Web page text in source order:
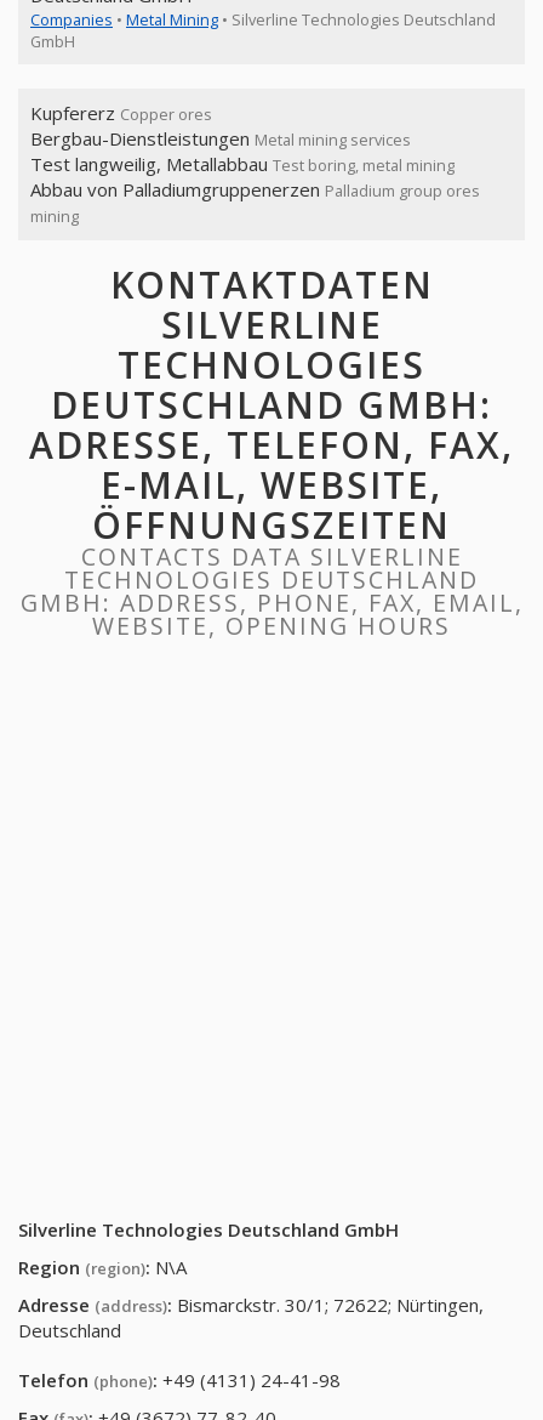
Companies • Metal Mining • Silverline Technologies Deutschland
GmbH
Kupfererz Copper ores
Bergbau-Dienstleistungen Metal mining services
Test langweilig, Metallabbau Test boring, metal mining
Abbau von Palladiumgruppenerzen Palladium group ores
mining
KONTAKTDATEN
SILVERLINE
TECHNOLOGIES
DEUTSCHLAND GMBH:
ADRESSE, TELEFON, FAX,
E-MAIL, WEBSITE,
ÖFFNUNGSZEITEN
CONTACTS DATA SILVERLINE
TECHNOLOGIES DEUTSCHLAND
GMBH: ADDRESS, PHONE, FAX, EMAIL,
WEBSITE, OPENING HOURS
Silverline Technologies Deutschland GmbH
Region (region): N\A
Adresse (address): Bismarckstr. 30/1; 72622; Nürtingen,
Deutschland
Telefon (phone): +49 (4131) 24-41-98